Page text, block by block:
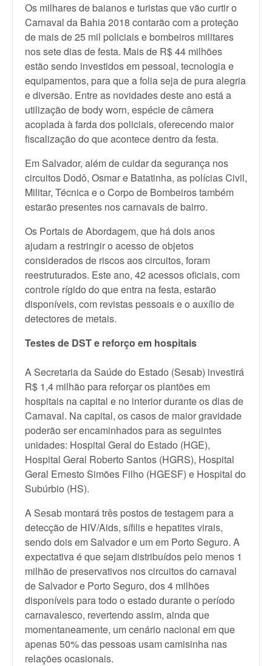
Os milhares de baianos e turistas que vão curtir o
Carnaval da Bahia 2018 contarão com a proteção
de mais de 25 mil policiais e bombeiros militares
nos sete dias de festa. Mais de R$ 44 milhões
estão sendo investidos em pessoal, tecnologia e
equipamentos, para que a folia seja de pura alegria
e diversão. Entre as novidades deste ano está a
utilização de body worn, espécie de câmera
acoplada à farda dos policiais, oferecendo maior
fiscalização do que acontece dentro da festa.
Em Salvador, além de cuidar da segurança nos
circuitos Dodô, Osmar e Batatinha, as polícias Civil,
Militar, Técnica e o Corpo de Bombeiros também
estarão presentes nos carnavais de bairro.
Os Portais de Abordagem, que há dois anos
ajudam a restringir o acesso de objetos
considerados de riscos aos circuitos, foram
reestruturados. Este ano, 42 acessos oficiais, com
controle rígido do que entra na festa, estarão
disponíveis, com revistas pessoais e o auxílio de
detectores de metais.
Testes de DST e reforço em hospitais
A Secretaria da Saúde do Estado (Sesab) investirá
R$ 1,4 milhão para reforçar os plantões em
hospitais na capital e no interior durante os dias de
Carnaval. Na capital, os casos de maior gravidade
poderão ser encaminhados para as seguintes
unidades: Hospital Geral do Estado (HGE),
Hospital Geral Roberto Santos (HGRS), Hospital
Geral Ernesto Simões Filho (HGESF) e Hospital do
Subúrbio (HS).
A Sesab montará três postos de testagem para a
detecção de HIV/Aids, sífilis e hepatites virais,
sendo dois em Salvador e um em Porto Seguro. A
expectativa é que sejam distribuídos pelo menos 1
milhão de preservativos nos circuitos do carnaval
de Salvador e Porto Seguro, dos 4 milhões
disponíveis para todo o estado durante o período
carnavalesco, revertendo assim, ainda que
momentaneamente, um cenário nacional em que
apenas 50% das pessoas usam camisinha nas
relações ocasionais.